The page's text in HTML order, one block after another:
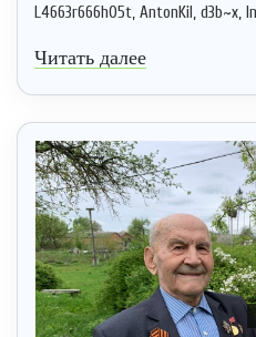
L4663r666h05t, AntonKil, d3b~x,
Читать далее